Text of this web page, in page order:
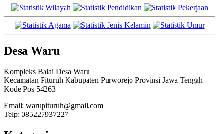
Desa Waru
Kompleks Balai Desa Waru
Kecamatan Pituruh Kabupaten Purworejo Provinsi Jawa Tengah
Kode Pos 54263
Email: warupituruh@gmail.com
Telp: 085227937227